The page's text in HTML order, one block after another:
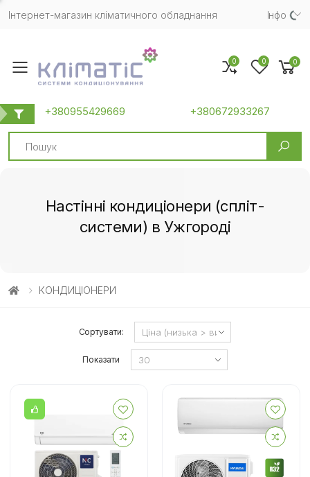
Інтернет-магазин кліматичного обладнання Iнфо
Toggle mobile menu
+380955429669 +380672933267
Search
0 0 0
Настінні кондиціонери (спліт-
системи) в Ужгороді
КОНДИЦІОНЕРИ
Сортувати:
Показати